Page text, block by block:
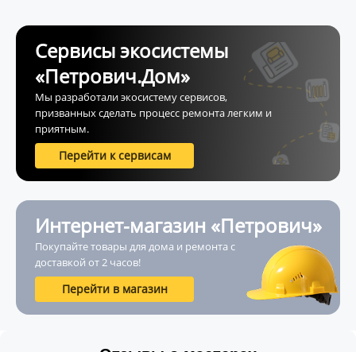
Сервисы экосистемы
«Петрович.Дом»
Мы разработали экосистему сервисов,
призванных сделать процесс ремонта легким и
приятным.
Перейти к сервисам
Интернет-магазин «Петрович»
Покупайте товары для дома и ремонта с
доставкой от 2 часов!
Перейти в магазин